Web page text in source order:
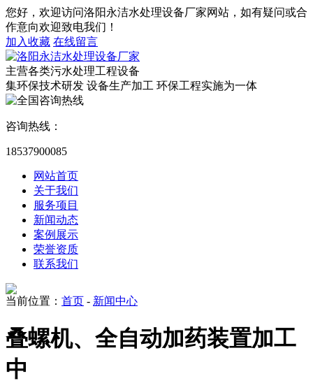
您好，欢迎访问洛阳永洁水处理设备厂家网站，如有疑问或合
作意向欢迎致电我们！
加入收藏 在线留言
主营各类污水处理工程设备
集环保技术研发 设备生产加工 环保工程实施为一体
咨询热线：
18537900085
网站首页
关于我们
服务项目
新闻动态
案例展示
荣誉资质
联系我们
当前位置： 首页 - 新闻中心
叠螺机、全自动加药装置加工
中